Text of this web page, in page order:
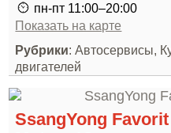
пн-пт 11:00–20:00
Показать на карте
Рубрики: Автосервисы,
двигателей
SsangYong Favorit